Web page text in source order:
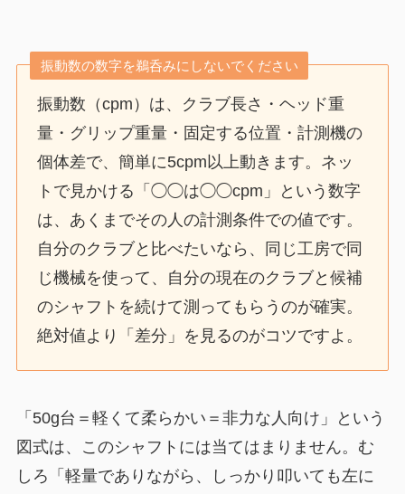
振動数の数字を鵜呑みにしないでください
振動数（cpm）は、クラブ長さ・ヘッド重
量・グリップ重量・固定する位置・計測機の
個体差で、簡単に5cpm以上動きます。ネッ
トで見かける「◯◯は◯◯cpm」という数字
は、あくまでその人の計測条件での値です。
自分のクラブと比べたいなら、同じ工房で同
じ機械を使って、自分の現在のクラブと候補
のシャフトを続けて測ってもらうのが確実。
絶対値より「差分」を見るのがコツですよ。
「50g台＝軽くて柔らかい＝非力な人向け」という
図式は、このシャフトには当てはまりません。む
しろ「軽量でありながら、しっかり叩いても左に